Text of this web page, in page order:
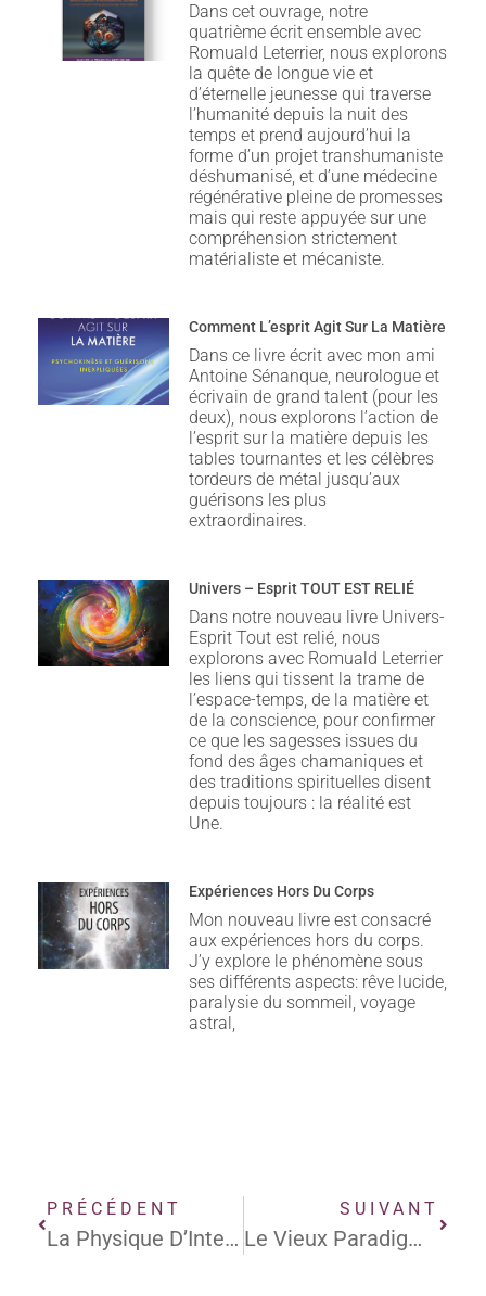
Dans cet ouvrage, notre
quatrième écrit ensemble avec
Romuald Leterrier, nous explorons
la quête de longue vie et
d’éternelle jeunesse qui traverse
l’humanité depuis la nuit des
temps et prend aujourd’hui la
forme d’un projet transhumaniste
déshumanisé, et d’une médecine
régénérative pleine de promesses
mais qui reste appuyée sur une
compréhension strictement
matérialiste et mécaniste.
Comment L’esprit Agit Sur La Matière
Dans ce livre écrit avec mon ami
Antoine Sénanque, neurologue et
écrivain de grand talent (pour les
deux), nous explorons l’action de
l’esprit sur la matière depuis les
tables tournantes et les célèbres
tordeurs de métal jusqu’aux
guérisons les plus
extraordinaires.
Univers – Esprit TOUT EST RELIÉ
Dans notre nouveau livre Univers-
Esprit Tout est relié, nous
explorons avec Romuald Leterrier
les liens qui tissent la trame de
l’espace-temps, de la matière et
de la conscience, pour confirmer
ce que les sagesses issues du
fond des âges chamaniques et
des traditions spirituelles disent
depuis toujours : la réalité est
Une.
Expériences Hors Du Corps
Mon nouveau livre est consacré
aux expériences hors du corps.
J’y explore le phénomène sous
ses différents aspects: rêve lucide,
paralysie du sommeil, voyage
astral,
PRÉCÉDENT
La Physique D’Interstellar : Des P’tits Trous, Des P’tits Trous… Et Des Gros Trous
SUIVANT
Le Vieux Paradigme S’accroche Aux Branches